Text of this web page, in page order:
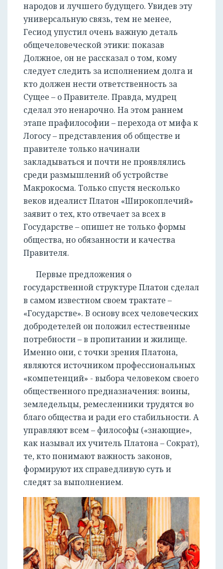
народов и лучшего будущего. Увидев эту
универсальную связь, тем не менее,
Гесиод упустил очень важную деталь
общечеловеческой этики: показав
Должное, он не рассказал о том, кому
следует следить за исполнением долга и
кто должен нести ответственность за
Сущее – о Правителе. Правда, мудрец
сделал это ненарочно. На этом раннем
этапе прафилософии – перехода от мифа к
Логосу – представления об обществе и
правителе только начинали
закладываться и почти не проявлялись
среди размышлений об устройстве
Макрокосма. Только спустя несколько
веков идеалист Платон «Широкоплечий»
заявит о тех, кто отвечает за всех в
Государстве – опишет не только формы
общества, но обязанности и качества
Правителя.
Первые предложения о
государственной структуре Платон сделал
в самом известном своем трактате –
«Государстве». В основу всех человеческих
добродетелей он положил естественные
потребности – в пропитании и жилище.
Именно они, с точки зрения Платона,
являются источником профессиональных
«компетенций» - выбора человеком своего
общественного предназначения: воины,
земледельцы, ремесленники трудятся во
благо общества и ради его стабильности. А
управляют всем – философы («знающие»,
как называл их учитель Платона – Сократ),
те, кто понимают важность законов,
формируют их справедливую суть и
следят за выполнением.